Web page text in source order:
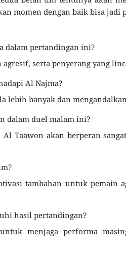
momen dengan baik bisa jadi
dalam pertandingan ini?
serta penyerang yang
Al Najma?
lebih banyak dan
dalam duel malam ini?
Taawon akan berperan
tambahan untuk pemain
hasil pertandingan?
menjaga performa